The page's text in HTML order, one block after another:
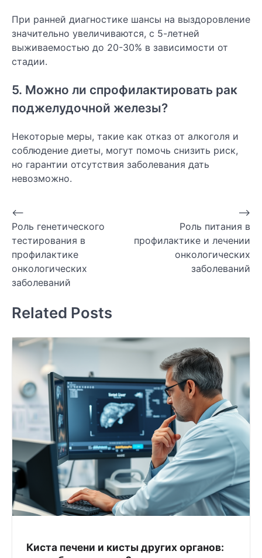
При ранней диагностике шансы на выздоровление
значительно увеличиваются, с 5-летней
выживаемостью до 20-30% в зависимости от
стадии.
5. Можно ли спрофилактировать рак
поджелудочной железы?
Некоторые меры, такие как отказ от алкоголя и
соблюдение диеты, могут помочь снизить риск,
но гарантии отсутствия заболевания дать
невозможно.
Навигация
по
записям
⟵
Роль генетического
тестирования в
профилактике
онкологических
заболеваний
Роль питания в
профилактике и лечении
онкологических
заболеваний
⟶
Related Posts
Киста печени и кисты других органов: